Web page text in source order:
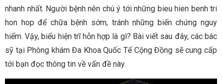
nhanh nhất. Người bệnh nên chú ý tới những bieu hien benh tri
hon hop để chữa bệnh sớm, tránh những biến chứng nguy
hiểm. Vậy, biểu hiện trĩ hỗn hợp là gì? Bài viết sau đây, các bác
sỹ tại Phòng khám Đa Khoa Quốc Tế Cộng Đồng sẽ cung cấp
tới bạn đọc thông tin về vấn đề này.